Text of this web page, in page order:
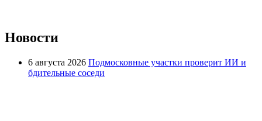
Новости
6 августа 2026 Подмосковные участки проверит ИИ и
бдительные соседи